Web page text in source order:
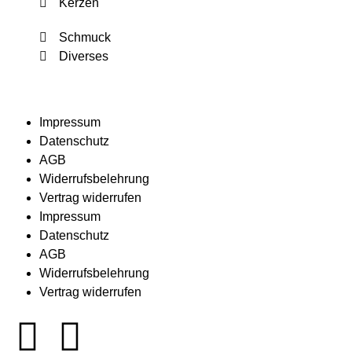
Kerzen
Schmuck
Diverses
Impressum
Datenschutz
AGB
Widerrufsbelehrung
Vertrag widerrufen
Impressum
Datenschutz
AGB
Widerrufsbelehrung
Vertrag widerrufen